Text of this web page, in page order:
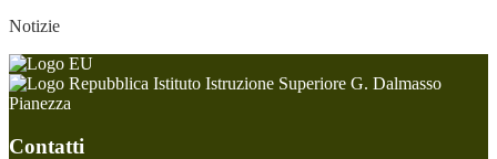
Notizie
Istituto Istruzione Superiore G. Dalmasso
Pianezza
Contatti